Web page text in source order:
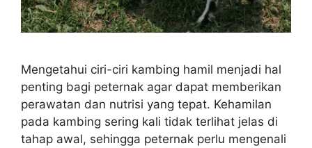
Mengetahui ciri-ciri kambing hamil menjadi hal
penting bagi peternak agar dapat memberikan
perawatan dan nutrisi yang tepat. Kehamilan
pada kambing sering kali tidak terlihat jelas di
tahap awal, sehingga peternak perlu mengenali